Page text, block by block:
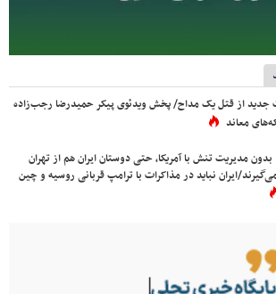
جدید از قتل یک مداح/ پخش ویدئوی پیکر حمیدرضا رجب‌زاده
معاند
مدیریت تنش با آمریکا، حتی دوستان ایران هم از تهران
ایران نباید در مذاکرات با ترامپ قربانی روسیه و چین